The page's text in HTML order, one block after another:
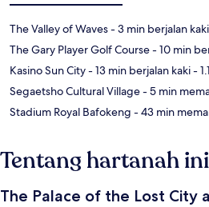
The Valley of Waves- 3 min berjalan kaki
The Gary Player Golf Course- 10 min
Kasino Sun City- 13 min berjalan kaki-
Segaetsho Cultural Village- 5 min
Stadium Royal Bafokeng - 43 min
Tentang hartanah ini
The Palace of the Lost City